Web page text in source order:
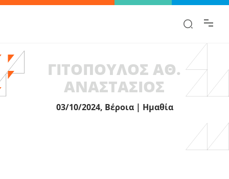
ΓΙΤΟΠΟΥΛΟΣ ΑΘ.
ΑΝΑΣΤΑΣΙΟΣ
03/10/2024, Βέροια | Ημαθία
Βρες γρήγορα την πληροφορία που